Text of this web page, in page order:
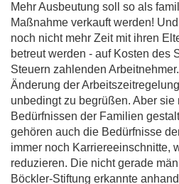
Mehr Ausbeutung soll so als
Maßnahme verkauft werden!
noch nicht mehr Zeit mit ihren
betreut werden - auf Kosten des
Steuern zahlenden
Änderung der
unbedingt zu begrüßen. Aber sie
Bedürfnissen der Familien
gehören auch die Bedürfnisse
immer noch Karriereeinschnitte,
reduzieren. Die nicht gerade
Böckler-Stiftung erkannte